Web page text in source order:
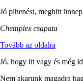
Jó pihenést, meghitt
Chemplex csapata
Tovább az oldalra
Jó, hogy itt vagy és még
Nem akarunk magadra